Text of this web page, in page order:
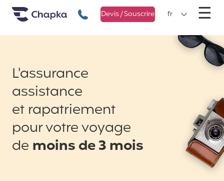
Chapka Assurances Voyages
+33 1 74 85 50 50
Devis / Souscrire fr ☰
L'assurance
assistance
et rapatriement
pour votre voyage
de moins de 3 mois